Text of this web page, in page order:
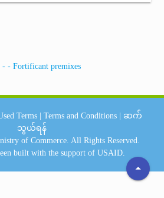
- - Fortificant premixes
arrow_drop_up
Terms Terms and Conditions
ဆက်
သွယ်ရန်
of Commerce. All Rights Reserved.
built with the support of USAID.